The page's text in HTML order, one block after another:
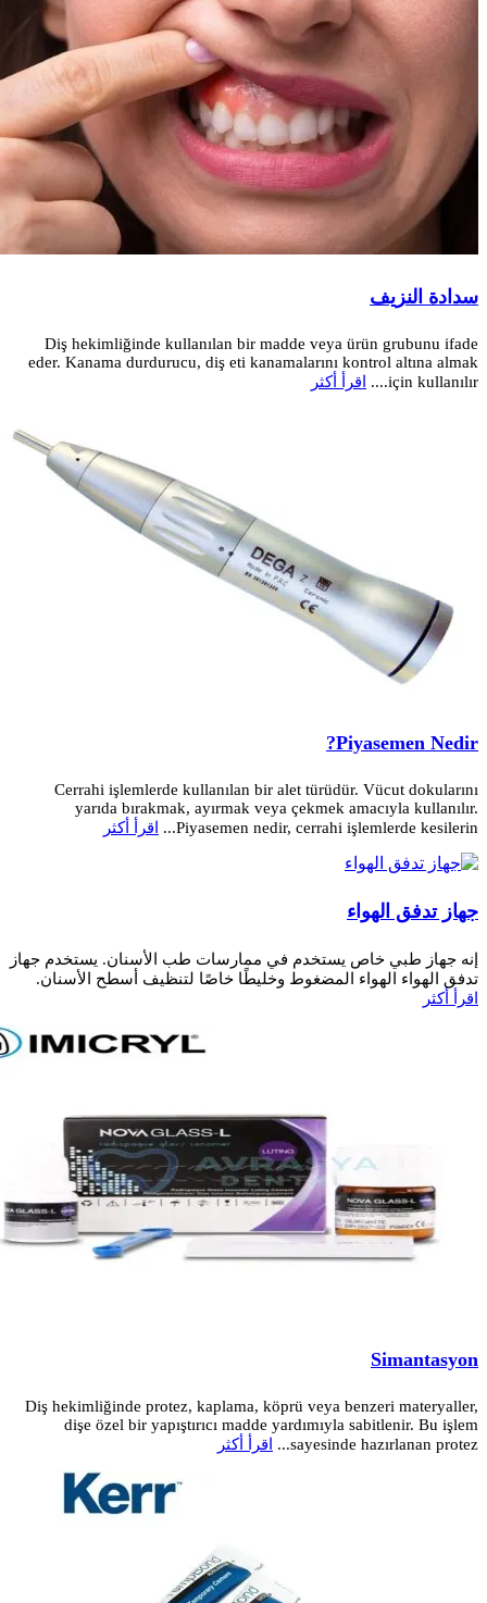
سدادة النزيف
Diş hekimliğinde kullanılan bir madde veya ürün grubunu ifade
eder. Kanama durdurucu, diş eti kanamalarını kontrol altına almak
için kullanılır....
اقرأ أكثر
Piyasemen Nedir?
Cerrahi işlemlerde kullanılan bir alet türüdür. Vücut dokularını
yarıda bırakmak, ayırmak veya çekmek amacıyla kullanılır.
Piyasemen nedir, cerrahi işlemlerde kesilerin...
اقرأ أكثر
جهاز تدفق الهواء
إنه جهاز طبي خاص يستخدم في ممارسات طب الأسنان. يستخدم جهاز
تدفق الهواء الهواء المضغوط وخليطًا خاصًا لتنظيف أسطح الأسنان.
اقرأ أكثر
Simantasyon
Diş hekimliğinde protez, kaplama, köprü veya benzeri materyaller,
dişe özel bir yapıştırıcı madde yardımıyla sabitlenir. Bu işlem
sayesinde hazırlanan protez...
اقرأ أكثر